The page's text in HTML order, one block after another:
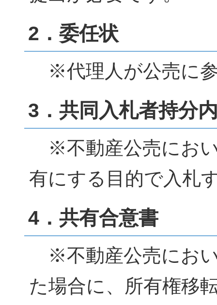
2．委任状
※代理人が公売に
3．共同入札者持分
※不動産公売にお
有にする目的で入札
4．共有合意書
※不動産公売にお
た場合に、所有権移